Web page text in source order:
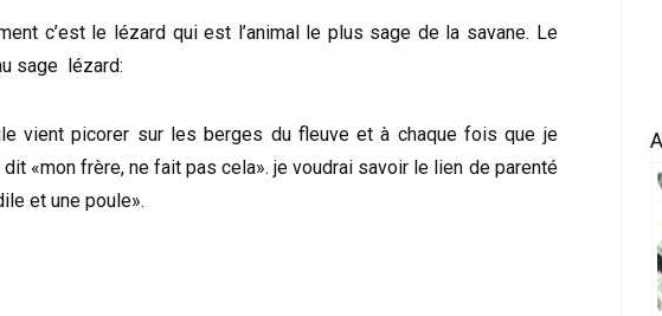
c’est le lézard qui est l’animal le plus sage de la savane. Le
sage lézard:
vient picorer sur les berges du fleuve et à chaque fois que je
«mon frère, ne fait pas cela». je voudrai savoir le lien de parenté
et une poule».